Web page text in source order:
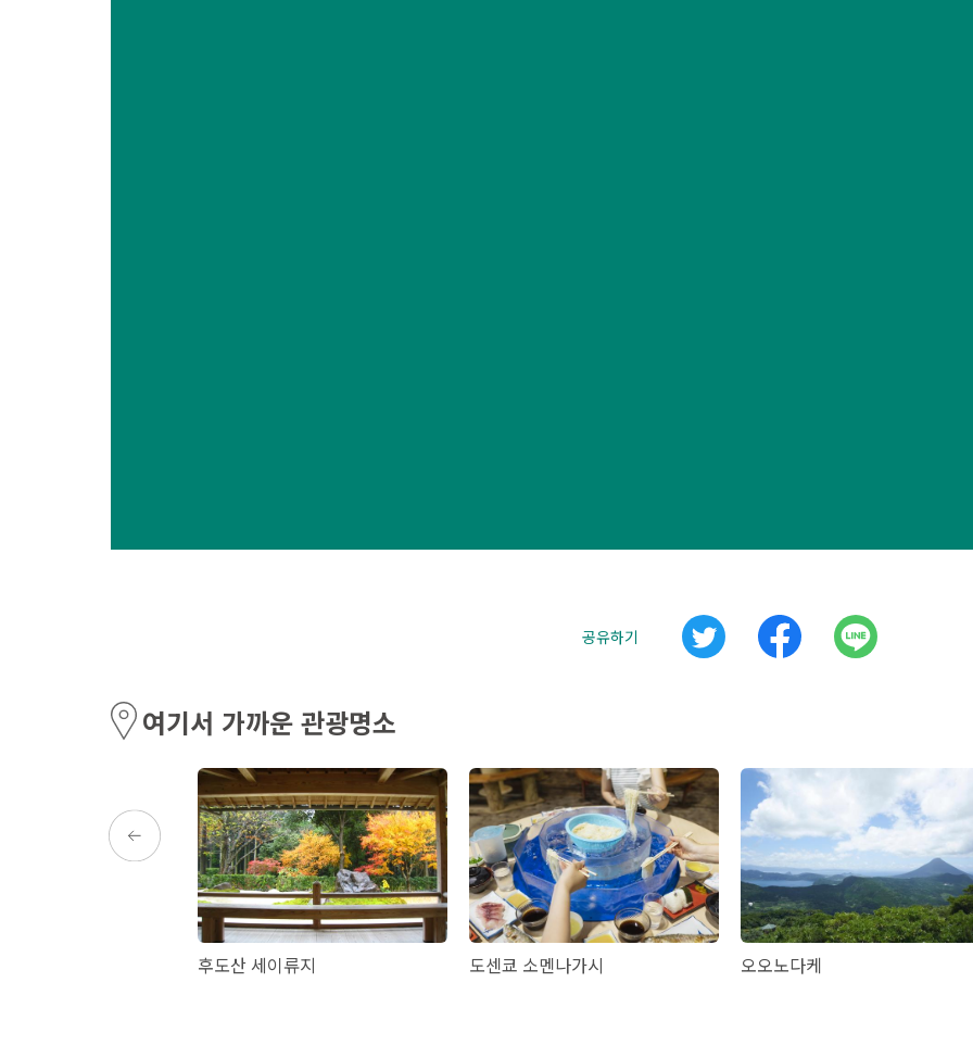
공유하기
여기서 가까운 관광명소
후도산 세이류지 도센쿄 소멘나가시 오오노다케